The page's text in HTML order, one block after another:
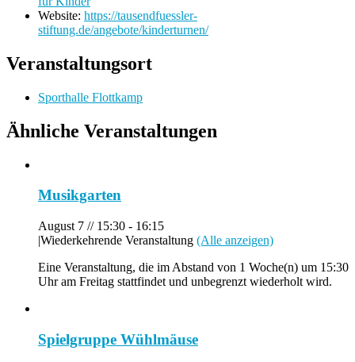
Website: https://tausendfuessler-
stiftung.de/angebote/kinderturnen/
Veranstaltungsort
Sporthalle Flottkamp
Ähnliche Veranstaltungen
Musikgarten
August 7 // 15:30 - 16:15
|Wiederkehrende Veranstaltung (Alle anzeigen)
Eine Veranstaltung, die im Abstand von 1 Woche(n) um 15:30
Uhr am Freitag stattfindet und unbegrenzt wiederholt wird.
Spielgruppe Wühlmäuse